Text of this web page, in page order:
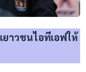
าวชนไอทีเอฟให้